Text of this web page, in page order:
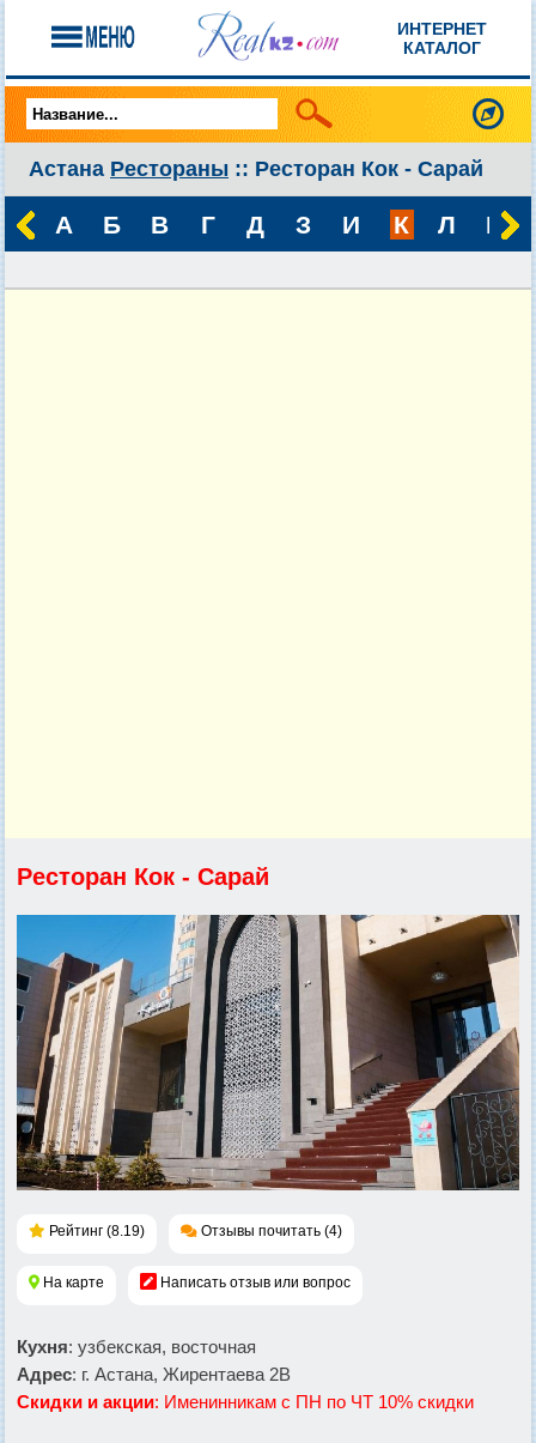
ИНТЕРНЕТ
КАТАЛОГ
Астана Рестораны :: Ресторан Кок - Сарай
А Б В Г Д З И К Л М
Ресторан Кок - Сарай
Рейтинг (8.19) Отзывы почитать (4)
На карте Написать отзыв или вопрос
Кухня: узбекская, восточная
Адрес: г. Астана, Жирентаева 2В
Скидки и акции: Именинникам с ПН по ЧТ 10% скидки